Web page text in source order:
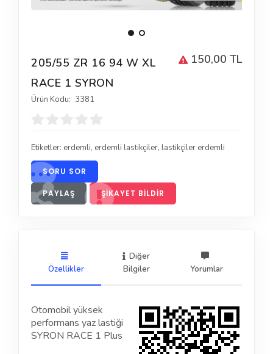
150,00 TL
205/55 ZR 16 94 W XL
RACE 1 SYRON
Ürün Kodu: 3381
Etiketler: erdemli, erdemli lastikçiler, lastikçiler erdemli
SORU SOR
PAYLAŞ ŞIKAYET BILDIR
Özellikler
Diğer
Bilgiler
Yorumlar
Otomobil yüksek
performans yaz lastiği
SYRON RACE 1 Plus